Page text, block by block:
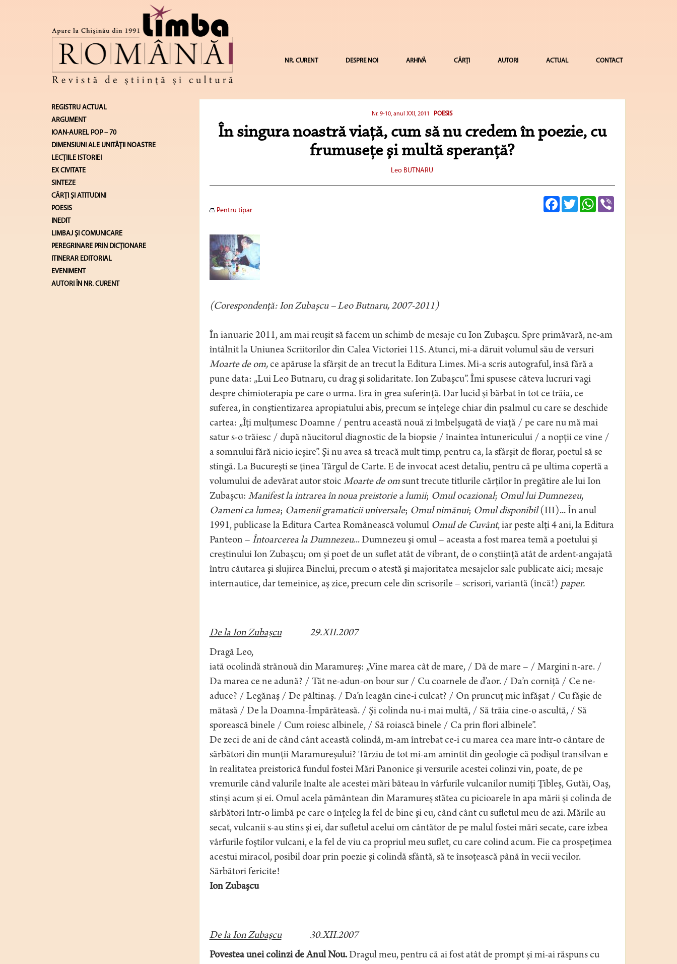
NR. CURENT DESPRE NOI ARHIVĂ CĂRȚI AUTORI ACTUAL CONTACT
REGISTRU ACTUAL
ARGUMENT
IOAN-AUREL POP – 70
DIMENSIUNI ALE UNITĂŢII NOASTRE
LECŢIILE ISTORIEI
EX CIVITATE
SINTEZE
CĂRŢI ŞI ATITUDINI
POESIS
INEDIT
LIMBAJ ŞI COMUNICARE
PEREGRINARE PRIN DICȚIONARE
ITINERAR EDITORIAL
EVENIMENT
AUTORI ÎN NR. CURENT
Nr. 9-10, anul XXI, 2011 POESIS
În singura noastră viaţă, cum să nu credem în poezie, cu
frumuseţe şi multă speranţă?
Leo BUTNARU
Pentru tipar
FacebookTwitterWhatsApp
(Corespondenţă: Ion Zubaşcu – Leo Butnaru, 2007-2011)
În ianuarie 2011, am mai reuşit să facem un schimb de mesaje cu Ion Zubaşcu. Spre primăvară, ne-am
întâlnit la Uniunea Scriitorilor din Calea Victoriei 115. Atunci, mi-a dăruit volumul său de versuri
Moarte de om,ce apăruse la sfârşit de an trecut la Editura Limes. Mi-a scris autograful, însă fără a
pune data: „Lui Leo Butnaru, cu drag şi solidaritate. Ion Zubaşcu”. Îmi spusese câteva lucruri vagi
despre chimioterapia pe care o urma. Era în grea suferinţă. Dar lucid şi bărbat în tot ce trăia, ce
suferea, în conştientizarea apropiatului abis, precum se înţelege chiar din psalmul cu care se deschide
cartea: „Îţi mulţumesc Doamne / pentru această nouă zi îmbelşugată de viaţă / pe care nu mă mai
satur s-o trăiesc / după năucitorul diagnostic de la biopsie / înaintea întunericului / a nopţii ce vine /
a somnului fără nicio ieşire”. Şi nu avea să treacă mult timp, pentru ca, la sfârşit de florar, poetul să se
stingă. La Bucureşti se ţinea Târgul de Carte. E de invocat acest detaliu, pentru că pe ultima copertă a
volumului de adevărat autor stoic Moarte de omsunt trecute titlurile cărţilor în pregătire ale lui Ion
Zubaşcu: Manifest la intrarea în noua preistorie a lumii; Omul ocazional; Omul lui Dumnezeu,
Oameni ca lumea; Oamenii gramaticii universale; Omul nimănui; Omul disponibil(III)... În anul
1991, publicase la Editura Cartea Românească volumul Omul de Cuvânt, iar peste alţi 4 ani, la Editura
Panteon – Întoarcerea la Dumnezeu... Dumnezeu şi omul – aceasta a fost marea temă a poetului şi
creştinului Ion Zubaşcu; om şi poet de un suflet atât de vibrant, de o conştiinţă atât de ardent-angajată
întru căutarea şi slujirea Binelui, precum o atestă şi majoritatea mesajelor sale publicate aici; mesaje
internautice, dar temeinice, aş zice, precum cele din scrisorile – scrisori, variantă (încă!) paper.
De la Ion Zubaşcu29.XII.2007
Dragă Leo,
iată ocolindă strănouă din Maramureş: „Vine marea cât de mare, / Dă de mare – / Margini n-are. /
Da marea ce ne adună? / Tăt ne-adun-on bour sur / Cu coarnele de d’aor. / Da’n corniţă / Ce ne-
aduce? / Legănaş / De păltinaş. / Da’n leagăn cine-i culcat? / On pruncuţ mic înfăşat / Cu făşie de
mătasă / De la Doamna-Împărăteasă. / Şi colinda nu-i mai multă, / Să trăia cine-o ascultă, / Să
sporească binele / Cum roiesc albinele, / Să roiască binele / Ca prin flori albinele”.
De zeci de ani de când cânt această colindă, m-am întrebat ce-i cu marea cea mare într-o cântare de
sărbători din munţii Maramureşului? Târziu de tot mi-am amintit din geologie că podişul transilvan e
în realitatea preistorică fundul fostei Mări Panonice şi versurile acestei colinzi vin, poate, de pe
vremurile când valurile înalte ale acestei mări băteau în vârfurile vulcanilor numiţi Ţibleş, Gutăi, Oaş,
stinşi acum şi ei. Omul acela pământean din Maramureş stătea cu picioarele în apa mării şi colinda de
sărbători într-o limbă pe care o înţeleg la fel de bine şi eu, când cânt cu sufletul meu de azi. Mările au
secat, vulcanii s-au stins şi ei, dar sufletul acelui om cântător de pe malul fostei mări secate, care izbea
vârfurile foştilor vulcani, e la fel de viu ca propriul meu suflet, cu care colind acum. Fie ca prospeţimea
acestui miracol, posibil doar prin poezie şi colindă sfântă, să te însoţească până în vecii vecilor.
Sărbători fericite!
Ion Zubaşcu
De la Ion Zubaşcu30.XII.2007
Povestea unei colinzi de Anul Nou.Dragul meu, pentru că ai fost atât de prompt şi mi-ai răspuns cu